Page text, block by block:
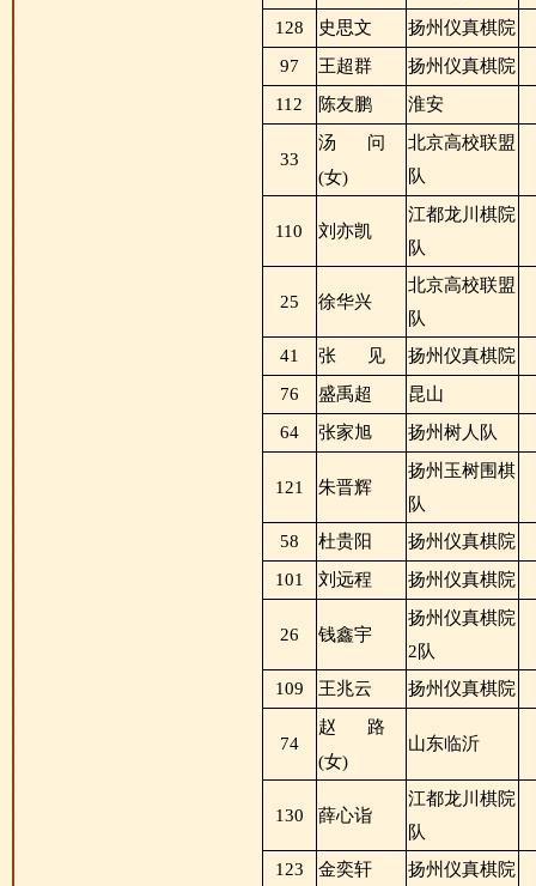
128
史思文
扬州仪真棋院
97
王超群
扬州仪真棋院
112
陈友鹏 淮安
33
汤
问
(女)
北京高校联盟
队
110 刘亦凯
江都龙川棋院
队
25 徐华兴
北京高校联盟
队
41
张 见
扬州仪真棋院
76
盛禹超
昆山
64
张家旭 扬州树人队
121 朱晋辉
扬州玉树围棋
队
58
杜贵阳
扬州仪真棋院
101
刘远程 扬州仪真棋院
26 钱鑫宇
扬州仪真棋院
2队
109
王兆云 扬州仪真棋院
74
赵
路
(女)
山东临沂
130 薛心诣
江都龙川棋院
队
123
金奕轩
扬州仪真棋院